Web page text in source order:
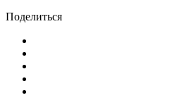
Поделиться